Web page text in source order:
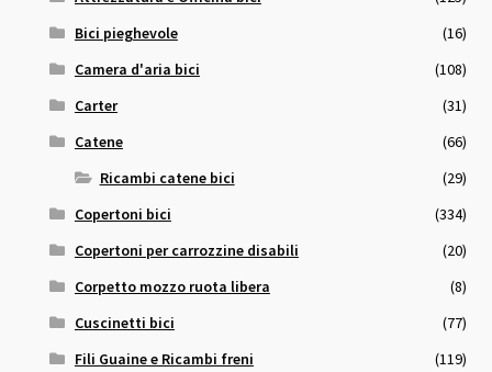
Bici pieghevole
(16)
Camera d'aria bici
(108)
Carter
(31)
Catene
(66)
Ricambi catene bici
(29)
Copertoni bici
(334)
Copertoni per carrozzine disabili
(20)
Corpetto mozzo ruota libera
(8)
Cuscinetti bici
(77)
Fili Guaine e Ricambi freni
(119)